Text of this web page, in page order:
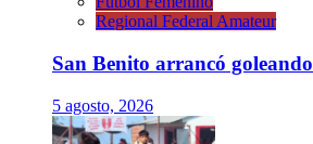
Regional Federal Amateur
San Benito arrancó goleando
5 agosto, 2026